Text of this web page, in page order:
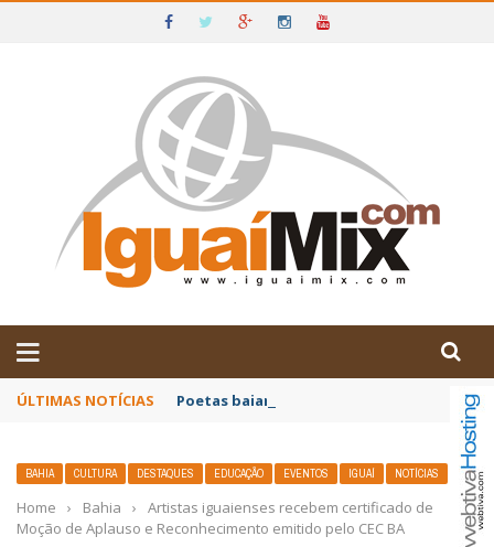
IGUAÍ E SUDOESTE DA BAHIA
ÚLTIMAS NOTÍCIAS Poetas baianos representam o Brasil no
BAHIA CULTURA DESTAQUES EDUCAÇÃO EVENTOS IGUAÍ NOTÍCIAS
Home › Bahia ›
Artistas iguaienses recebem certificado de
Moção de Aplauso e Reconhecimento emitido pelo CEC BA